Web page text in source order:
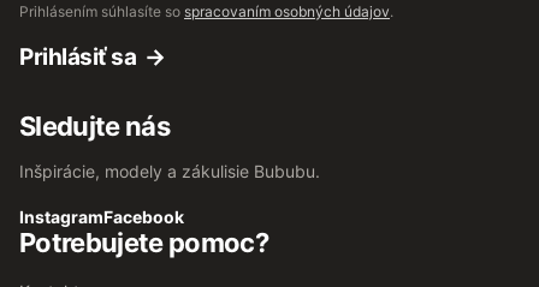
Prihlásením súhlasíte so spracovaním osobných údajov.
Prihlásiť sa
Sledujte nás
Inšpirácie, modely a zákulisie Bububu.
InstagramFacebook
Potrebujete pomoc?